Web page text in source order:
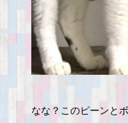
なな？このピーンと